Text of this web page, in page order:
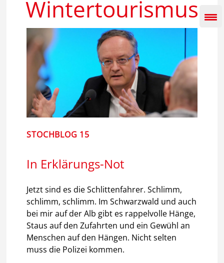
springenWintertourismus
STOCHBLOG 15
In Erklärungs-Not
Jetzt sind es die Schlittenfahrer. Schlimm,
schlimm, schlimm. Im Schwarzwald und auch
bei mir auf der Alb gibt es rappelvolle Hänge,
Staus auf den Zufahrten und ein Gewühl an
Menschen auf den Hängen. Nicht selten
muss die Polizei kommen.